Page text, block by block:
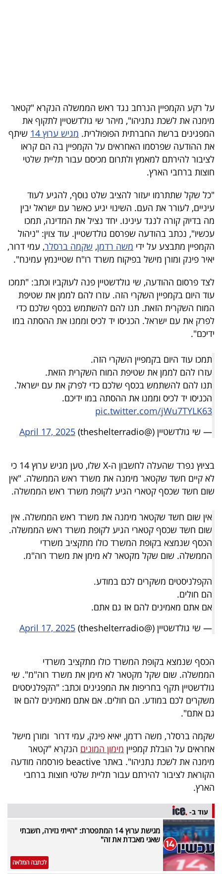
5
המילון
הכלכלי
פודקאסט
40
UNDER
40
שיתופי
דרושים
מייל
אדום
פרסמו
עקבו
אחרינו:
על רקע הקמפיין הנרחב נגד ראש הממשלה הנקרא "קטאר
מימנה את לשכת נתניהו", מיהר שי גולדשטיין לתקוף את
המפגינים ברשת החברתית הפופולרית. מגיש ערוץ 14
שיתף
את ההודעה שפרסמו האחראים על הקמפיין בה הם קראו
לציבור להירתם למאמץ ולתרום מכיסם עבור תליית שלטי
חוצות ברחבי הארץ.
"כל שקל שתתרמו יעזור להציב שלט נוסף, להגיע לעוד
עיניים, לעורר את העם. השינוי יגיע כאשר עם ישראל יבין
מה בדיוק קורה לנגד עינינו. יחד נציל את המדינה, תמכו
עכשיו", נכתב בהודעה שפרסם גולדשטיין. עוד צוין: "ניהול
הקמפיין מתבצע על ידי משה רדמן, שקמה ברסלר, עמי דרור,
יאיר פינק ומורן מישל בפיקוח משרד רו"ח שטיינמץ עמינח".
לצד פרסום ההודעה, שי גולדשטיין פנה לעוקביו וכתב: "תמכו
עוד היום בקמפיין השקרי הזה. עזרו להם לממן את שטיפת
המוח השקרית הזאת. תנו להם להשתמש בכסף שלכם כדי
לפרק את עם ישראל. הכניסו יד לכיס וממנו את ההסתה במו
ידיכם".
תמכו עוד היום בקמפיין השקרי הזה.
עזרו להם לממן את שטיפת המוח השקרית הזאת.
תנו להם להשתמש בכסף שלכם כדי לפרק את עם ישראל.
הכניסו יד לכיס וממנו את ההסתה במו ידיכם.
pic.twitter.com/jWu7TYLK63
— שי גולדשטיין (@theshelterradio)
April 17, 2025
בציוץ נפרד שהעלה לחשבון ה-X שלו, טען מגיש ערוץ 14 כי
לא קיים חשד שקטאר מימנה את משרד ראש הממשלה. "אין
שום חשד שכסף קטארי הגיע לקופת משרד ראש הממשלה.
אין שום חשד שקטאר מימנה את משרד ראש הממשלה. אין
שום חשד שכסף קטארי הגיע לקופת משרד ראש הממשלה.
הכסף שנמצא בקופת המשרד כולו מתקציב משרדי
הממשלה. שום שקל מקטאר לא מימן את משרד רוה"מ.
הקפלניסטים משקרים לכם במודע.
הם חולים.
אם אתם מאמינים להם אז גם אתם.
— שי גולדשטיין (@theshelterradio)
April 17, 2025
הכסף שנמצא בקופת המשרד כולו מתקציב משרדי
הממשלה. שום שקל מקטאר לא מימן את משרד רוה"מ". שי
גולדשטיין תקף בחריפות את המפגינים וכתב: "הקפלניסטים
משקרים לכם במודע. הם חולים. אם אתם מאמינים להם אז
גם אתם".
שקמה ברסלר, משה רדמן, יאיא פינק, עמי דרור ומורן מישל
אחראים על הובלת קמפיין מימון המונים הנקרא "קטאר
מימנה את לשכת נתניהו". באתר beactive פורסמה מודעה
הקוראת לציבור להירתם עבור תליית שלטי חוצות ברחבי
הארץ.
עוד ב-
מגישת ערוץ 14 המתפטרת: "הייתי נזירה, חשבתי
שאני מאבדת את זה"
לכתבה המלאה